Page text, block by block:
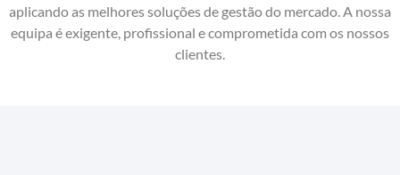
aplicando as melhores soluções de gestão do mercado. A nossa
equipa é exigente, profissional e comprometida com os nossos
clientes.